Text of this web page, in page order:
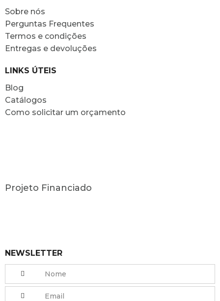
Sobre nós
Perguntas Frequentes
Termos e condições
Entregas e devoluções
LINKS ÚTEIS
Blog
Catálogos
Como solicitar um orçamento
Projeto Financiado
NEWSLETTER